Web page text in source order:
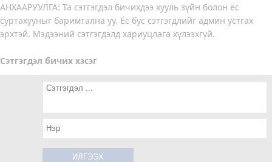
АНХААРУУЛГА: Та сэтгэгдэл бичихдээ хууль зүйн болон ёс
суртахууныг баримтална уу. Ёс бус сэтгэгдлийг админ устгах
эрхтэй. Мэдээний сэтгэгдэлд хариуцлага хүлээхгүй.
Сэтгэгдэл бичих хэсэг